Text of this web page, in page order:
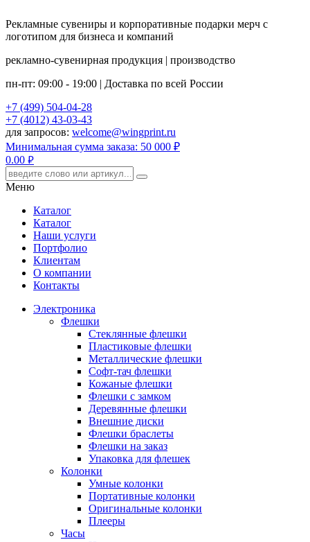
Рекламные сувениры и корпоративные подарки мерч с
логотипом для бизнеса и компаний
рекламно-сувенирная продукция | производство
пн-пт: 09:00 - 19:00 | Доставка по всей России
+7 (499) 504-04-28
+7 (4012) 43-03-43
для запросов: welcome@wingprint.ru
Минимальная сумма заказа: 50 000 ₽
0.00 руб.
Меню
Каталог
Каталог
Наши услуги
Портфолио
Клиентам
О компании
Контакты
Электроника
Флешки
Стеклянные флешки
Пластиковые флешки
Металлические флешки
Софт-тач флешки
Кожаные флешки
Флешки с замком
Деревянные флешки
Внешние диски
Флешки браслеты
Флешки на заказ
Упаковка для флешек
Колонки
Умные колонки
Портативные колонки
Оригинальные колонки
Плееры
Часы